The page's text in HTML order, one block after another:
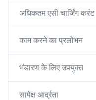
अधिकतम एसी चार्जिंग करंट
काम करने का प्रलोभन
भंडारण के लिए उपयुक्त
सापेक्ष आर्द्रता